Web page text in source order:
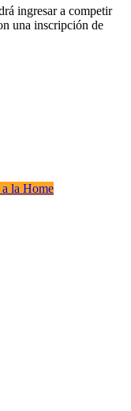
ingresar a competir
una inscripción de
la Home